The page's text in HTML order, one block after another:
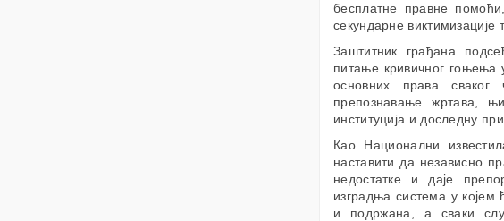
бесплатне правне
секундарне виктимизације
Заштитник грађана
питање кривичног гоњења
основних права сваког
препознавање жртава,
институција и доследну
Као Национални
наставити да независно
недостатке и даје
изградња система у којем
и подржана, а сваки